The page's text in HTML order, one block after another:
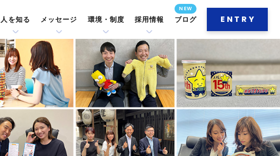
人を知る メッセージ 環境・制度 採用情報 ブログ ENTRY